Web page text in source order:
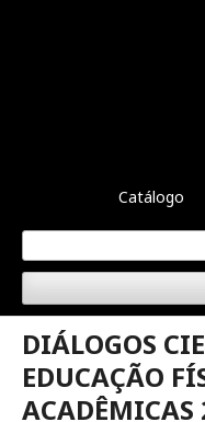
Catálogo
DIÁLOGOS
EDUCAÇÃO